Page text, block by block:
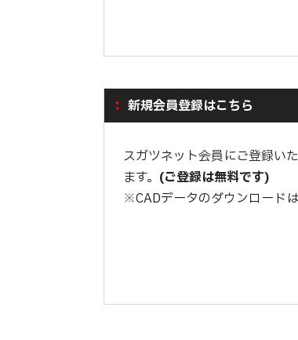
新規会員登録はこちら
スガツネット会員にご登録い
ます。 (ご登録は無料です)
※CADデータのダウンロード